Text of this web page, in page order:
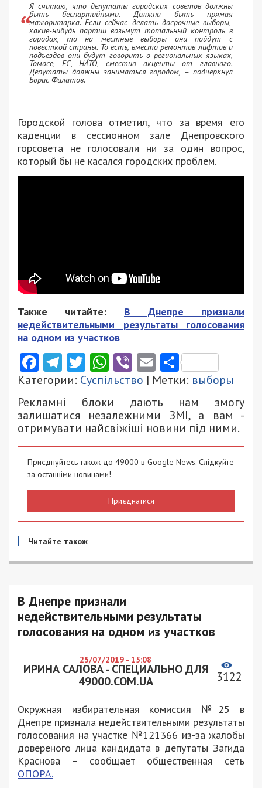
Я считаю, что депутаты городских советов должны
быть беспартийными. Должна быть прямая
мажоритарка. Если сейчас делать досрочные выборы,
какие-нибудь партии возьмут тотальный контроль в
городах, то на местные выборы они пойдут с
повесткой страны. То есть, вместо ремонтов лифтов и
подъездов они будут говорить о региональных языках,
Томосе, ЕС, НАТО, сместив акценты от главного.
Депутаты должны заниматься городом, – подчеркнул
Борис Филатов.
Городской голова отметил, что за время его
каденции в сессионном зале Днепровского
горсовета не голосовали ни за один вопрос,
который бы не касался городских проблем.
Также читайте: В Днепре признали
недействительными результаты голосования
на одном из участков
Facebook
Telegram
Twitter
WhatsApp
ViberEmail
Категории: Суспільство | Метки: выборы
Рекламні блоки дають нам змогу
залишатися незалежними ЗМІ, а вам -
отримувати найсвіжіші новини під ними.
Приєднуйтесь також до 49000 в Google News. Слідкуйте
за останніми новинами!
Приєднатися
Читайте також
В Днепре признали
недействительными результаты
голосования на одном из участков
25/07/2019 - 15:08
ИРИНА САЛОВА - СПЕЦИАЛЬНО ДЛЯ
49000.COM.UA
3122
Окружная избирательная комиссия №25 в
Днепре признала недействительными результаты
голосования на участке №121366 из-за жалобы
довереного лица кандидата в депутаты Загида
Краснова – сообщает общественная сеть
ОПОРА.